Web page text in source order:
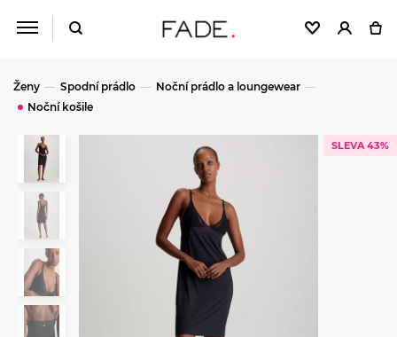
Ženy Spodní prádlo
Noční prádlo a loungewear
Noční košile
SLEVA 43%